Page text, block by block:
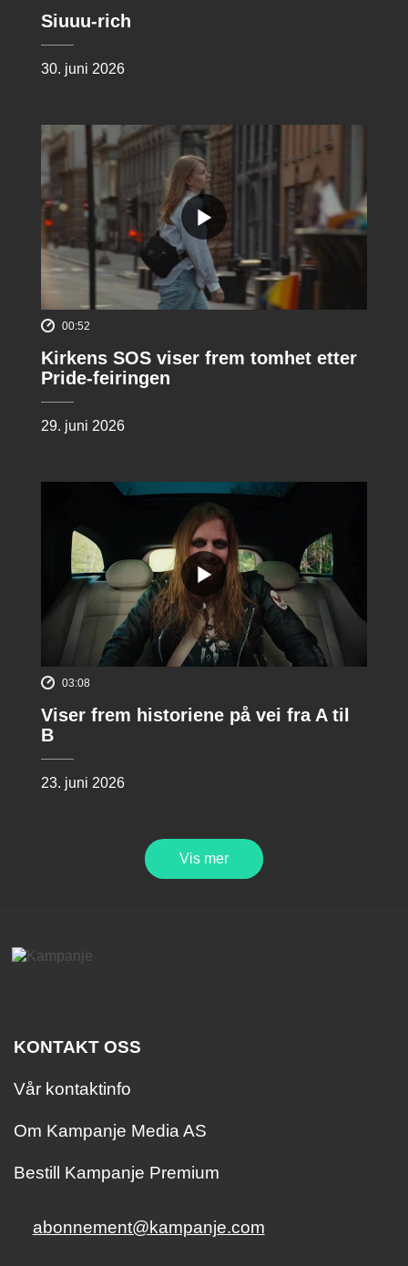
Siuuu-rich
30. juni 2026
00:52
Kirkens SOS viser frem tomhet etter
Pride-feiringen
29. juni 2026
03:08
Viser frem historiene på vei fra A til
B
23. juni 2026
Vis mer
KONTAKT OSS
Vår kontaktinfo
Om Kampanje Media AS
Bestill Kampanje Premium
abonnement@kampanje.com